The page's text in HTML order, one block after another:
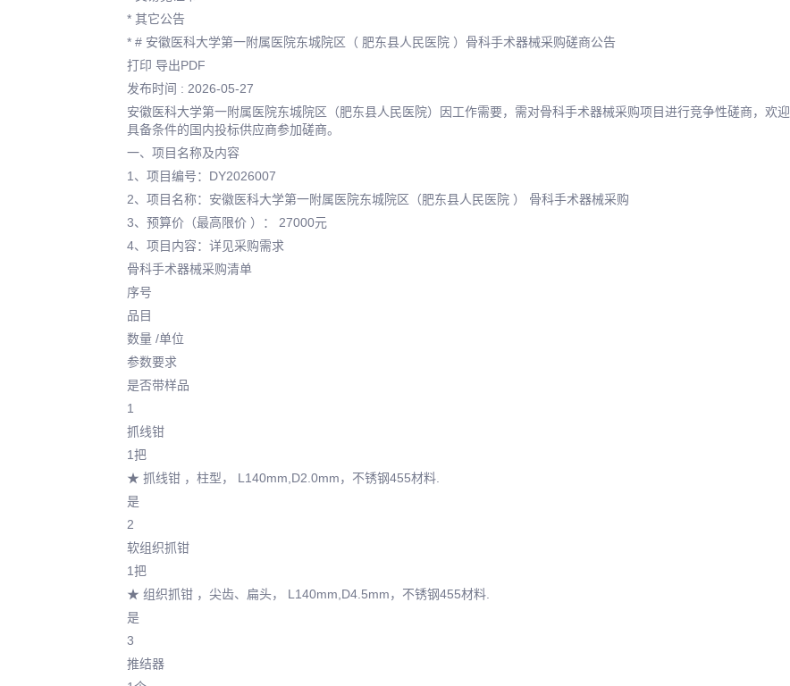
* 其它公告
* # 安徽医科大学第一附属医院东城院区（ 肥东县人民医院 ）骨科手术器械采购磋商公告
打印 导出PDF
发布时间 : 2026-05-27
安徽医科大学第一附属医院东城院区（肥东县人民医院）因工作需要，需对骨科手术器械采购项目进行竞争性磋商，欢迎
具备条件的国内投标供应商参加磋商。
一、项目名称及内容
1、项目编号：DY2026007
2、项目名称：安徽医科大学第一附属医院东城院区（肥东县人民医院 ） 骨科手术器械采购
3、预算价（最高限价 ）： 27000元
4、项目内容：详见采购需求
骨科手术器械采购清单
序号
品目
数量 /单位
参数要求
是否带样品
1
抓线钳
1把
★ 抓线钳 ，柱型， L140mm,D2.0mm，不锈钢455材料.
是
2
软组织抓钳
1把
★ 组织抓钳 ，尖齿、扁头， L140mm,D4.5mm，不锈钢455材料.
是
3
推结器